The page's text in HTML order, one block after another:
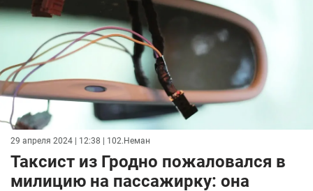
29 апреля 2024 | 12:38 | 102.Неман
Таксист из Гродно пожаловался в
милицию на пассажирку: она